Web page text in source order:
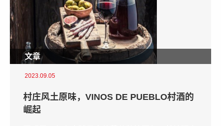
文章
2023.09.05
村庄风土原味，VINOS DE PUEBLO村酒的
崛起